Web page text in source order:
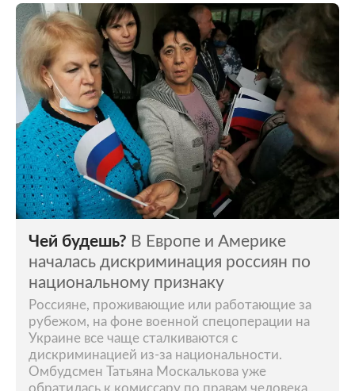
Чей будешь? В Европе и Америке
началась дискриминация россиян по
национальному признаку
Россияне, проживающие или работающие за
рубежом, на фоне военной спецоперации на
Украине все чаще сталкиваются с
дискриминацией из-за национальности.
Омбудсмен Татьяна Москалькова уже
обратилась к комиссару по правам человека